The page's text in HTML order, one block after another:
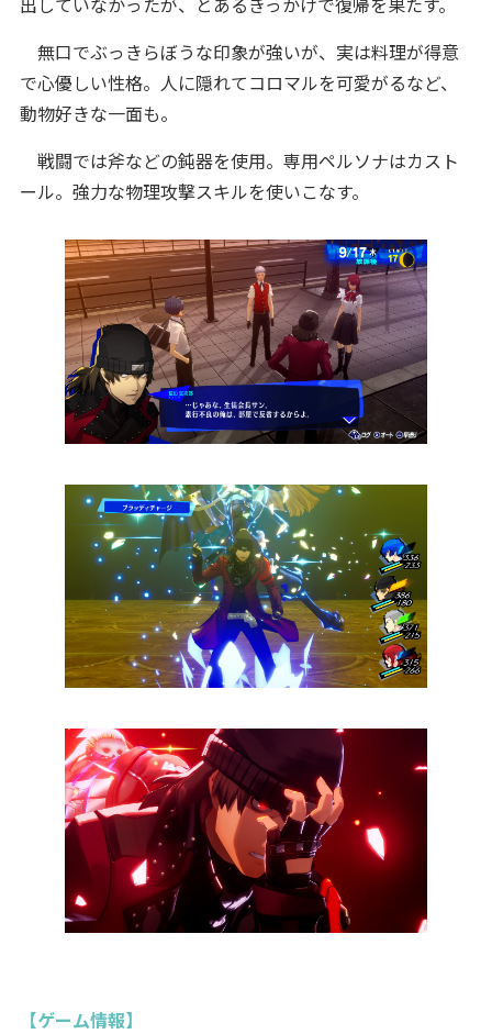
無口でぶっきらぼうな印象が強いが、実は料理が得意
で心優しい性格。人に隠れてコロマルを可愛がるなど、
動物好きな一面も。
戦闘では斧などの鈍器を使用。専用ペルソナはカスト
ール。強力な物理攻撃スキルを使いこなす。
【ゲーム情報】